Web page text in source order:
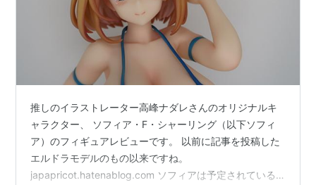
推しのイラストレーター高峰ナダレさんのオリジナルキ
ャラクター、 ソフィア・F・シャーリング（以下ソフィ
ア）のフィギュアレビューです。 以前に記事を投稿した
エルドラモデルのもの以来ですね。
japapricot.hatenablog.com ソフィアは予定されている